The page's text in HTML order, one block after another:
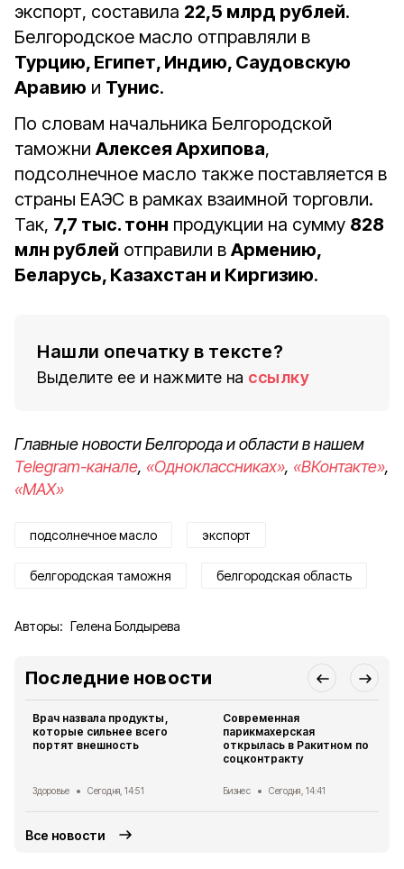
экспорт, составила 22,5 млрд рублей.
Белгородское масло отправляли в
Турцию, Египет, Индию, Саудовскую
Аравию и Тунис.
По словам начальника Белгородской
таможни Алексея Архипова,
подсолнечное масло также поставляется в
страны ЕАЭС в рамках взаимной торговли.
Так, 7,7 тыс. тонн продукции на сумму 828
млн рублей отправили в Армению,
Беларусь, Казахстан и Киргизию.
Нашли опечатку в тексте?
Выделите ее и нажмите на ссылку
Главные новости Белгорода и области в нашем
Telegram-канале, «Одноклассниках», «ВКонтакте»,
«MAX»
подсолнечное масло экспорт
белгородская таможня белгородская область
Авторы: Гелена Болдырева
Последние новости
Врач назвала продукты,
которые сильнее всего
портят внешность
Здоровье Сегодня, 14:51
Современная
парикмахерская
открылась в Ракитном по
соцконтракту
Бизнес Сегодня, 14:41
Все новости